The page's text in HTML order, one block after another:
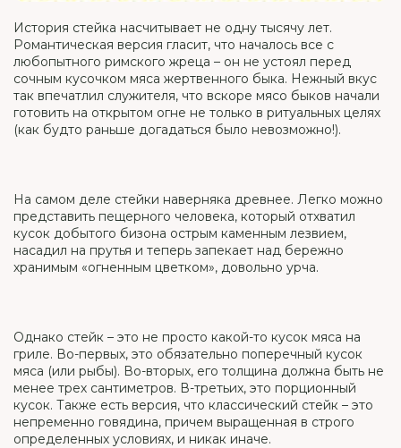
История стейка насчитывает не одну тысячу лет.
Романтическая версия гласит, что началось все с
любопытного римского жреца – он не устоял перед
сочным кусочком мяса жертвенного быка. Нежный вкус
так впечатлил служителя, что вскоре мясо быков начали
готовить на открытом огне не только в ритуальных целях
(как будто раньше догадаться было невозможно!).
На самом деле стейки наверняка древнее. Легко можно
представить пещерного человека, который отхватил
кусок добытого бизона острым каменным лезвием,
насадил на прутья и теперь запекает над бережно
хранимым «огненным цветком», довольно урча.
Однако стейк – это не просто какой-то кусок мяса на
гриле. Во-первых, это обязательно поперечный кусок
мяса (или рыбы). Во-вторых, его толщина должна быть не
менее трех сантиметров. В-третьих, это порционный
кусок. Также есть версия, что классический стейк – это
непременно говядина, причем выращенная в строго
определенных условиях, и никак иначе.